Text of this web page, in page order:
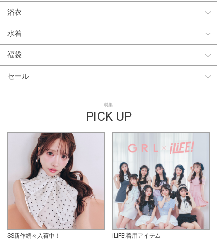
浴衣
水着
福袋
セール
特集
PICK UP
SS新作続々入荷中！ iLiFE!着用アイテム